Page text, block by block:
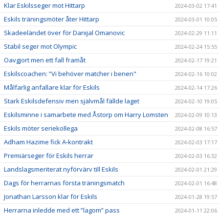
Klar Eskilsseger mot Hittarp 2024-03-02 17:41
Eskils träningsmöter åter Hittarp 2024-03-01 10:05
Skadeeländet över för Danijal Omanovic 2024-02-29 11:11
Stabil seger mot Olympic 2024-02-24 15:55
Oavgjort men ett fall framåt 2024-02-17 19:21
Eskilscoachen: ”Vi behöver matcher i benen" 2024-02-16 10:02
Målfarlig anfallare klar för Eskils 2024-02-14 17:26
Stark Eskilsdefensiv men självmål fällde laget 2024-02-10 19:05
Eskilsminne i samarbete med Åstorp om Harry Lomsten 2024-02-09 10:13
Eskils möter seriekollega 2024-02-08 16:57
Adham Hazime fick A-kontrakt 2024-02-03 17:17
Premiärseger för Eskils herrar 2024-02-03 16:32
Landslagsmeriterat nyförvärv till Eskils 2024-02-01 21:29
Dags för herrarnas första träningsmatch 2024-02-01 16:48
Jonathan Larsson klar för Eskils 2024-01-28 19:57
Herrarna inledde med ett ”lagom” pass 2024-01-11 22:06